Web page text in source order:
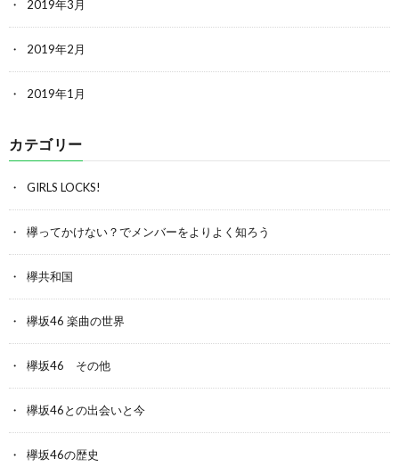
2019年3月
2019年2月
2019年1月
カテゴリー
GIRLS LOCKS!
欅ってかけない？でメンバーをよりよく知ろう
欅共和国
欅坂46 楽曲の世界
欅坂46 その他
欅坂46との出会いと今
欅坂46の歴史